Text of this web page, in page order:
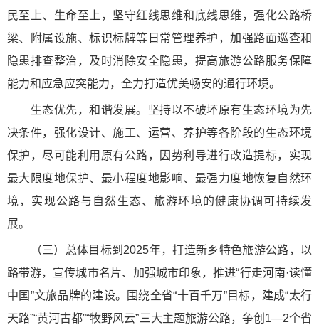
民至上、生命至上，坚守红线思维和底线思维，强化公路桥
梁、附属设施、标识标牌等日常管理养护，加强路面巡查和
隐患排查整治，及时消除安全隐患，提高旅游公路服务保障
能力和应急应突能力，全力打造优美畅安的通行环境。
生态优先，和谐发展。坚持以不破坏原有生态环境为先
决条件，强化设计、施工、运营、养护等各阶段的生态环境
保护，尽可能利用原有公路，因势利导进行改造提标，实现
最大限度地保护、最小程度地影响、最强力度地恢复自然环
境，实现公路与自然生态、旅游环境的健康协调可持续发
展。
（三）总体目标到2025年，打造新乡特色旅游公路，以
路带游，宣传城市名片、加强城市印象，推进“行走河南·读懂
中国”文旅品牌的建设。围绕全省“十百千万”目标，建成“太行
天路”“黄河古都”“牧野风云”三大主题旅游公路，争创1—2个省